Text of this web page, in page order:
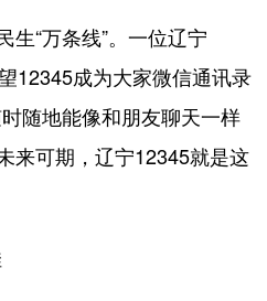
“万条线”。一位辽宁
12345成为大家微信通讯录
随地能像和朋友聊天一样
来可期，辽宁12345就是这